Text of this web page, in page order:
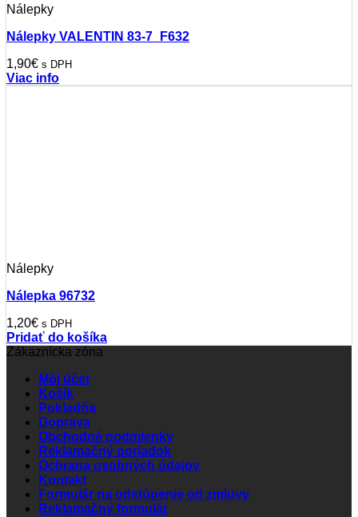
Nálepky
Nálepky VALENTIN 83-7_F632
1,90€ s DPH
Viac info
Nálepky
Nálepka 96732
1,20€ s DPH
Pridať do košíka
Zákaznícka zóna
Môj účet
Košík
Pokladňa
Doprava
Obchodné podmienky
Reklamačný poriadok
Ochrana osobných údajov
Kontakt
Formulár na odstúpenie od zmluvy
Reklamačný formulár